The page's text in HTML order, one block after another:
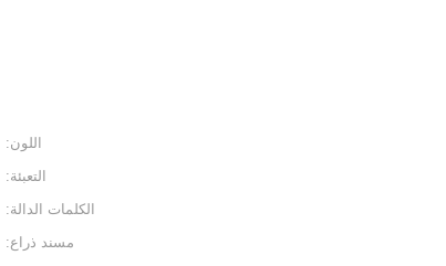
اللون:
التعبئة:
الكلمات الدالة:
مسند ذراع: